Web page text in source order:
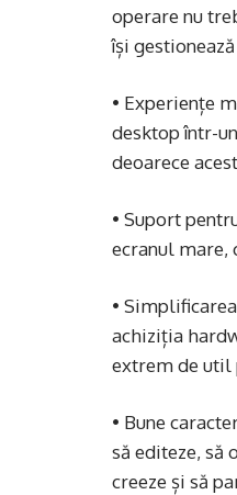
operare nu
își
• Experiențe
desktop într-
deoarece
• Suport
ecranul mare,
•
achiziția
extrem de util
• Bune
să editeze,
creeze și să